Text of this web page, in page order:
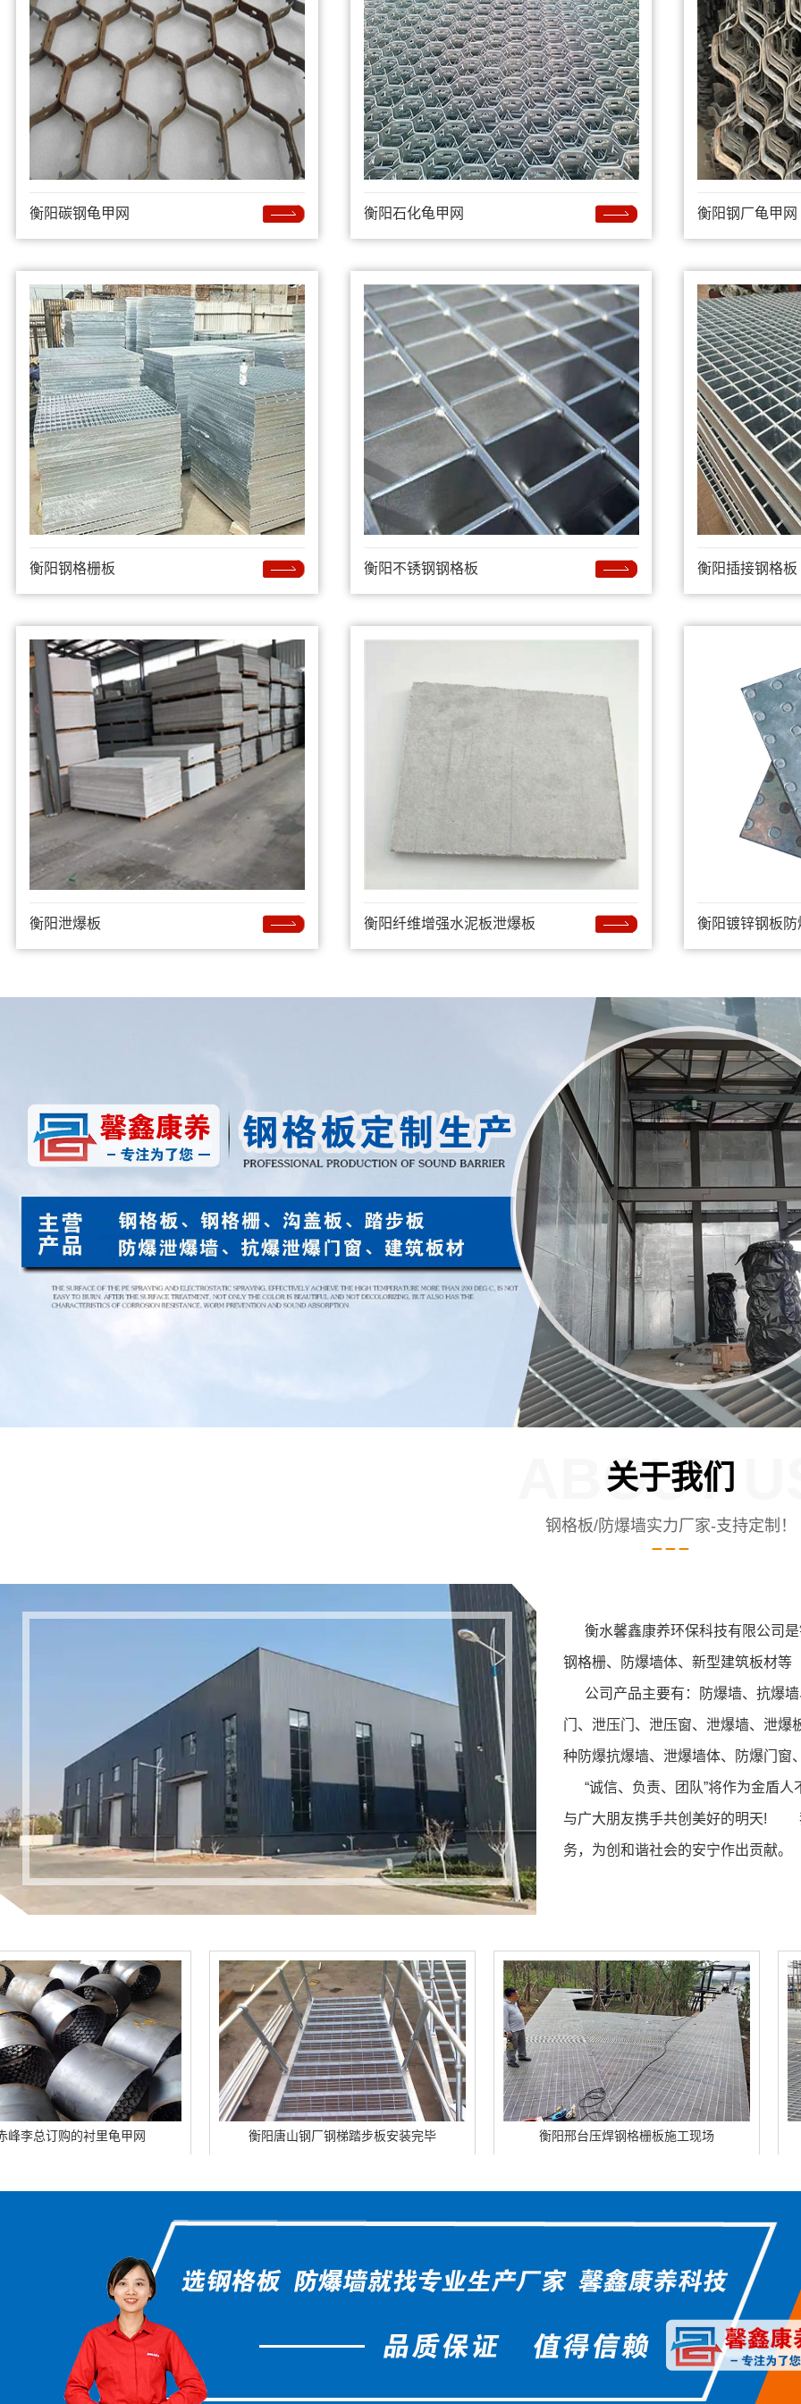
衡阳碳钢龟甲网 衡阳石化龟甲网 衡阳钢厂龟甲网
衡阳钢格栅板 衡阳不锈钢钢格板 衡阳插接钢格板
衡阳泄爆板 衡阳纤维增强水泥板泄爆板 衡阳镀锌钢板防
关于我们
ABOUT
钢格板/防爆墙实力厂家-支持定制！
衡水馨鑫康养环保科技有限公司
钢格栅、 防爆墙体、新型建筑板材等
公司产品主要有：防爆墙、抗爆墙
门、泄压门、泄压窗、泄爆墙、泄爆
种防爆抗爆墙、泄爆墙体、防爆门窗
“诚信、负责、团队”将作为金盾人
与广大朋友携手共创美好的明天! 我
务，为创和谐社会的安宁作出贡献。
龟甲网 衡阳唐山钢厂钢梯踏步板安装完毕 衡阳邢台压焊钢格栅板施工现场